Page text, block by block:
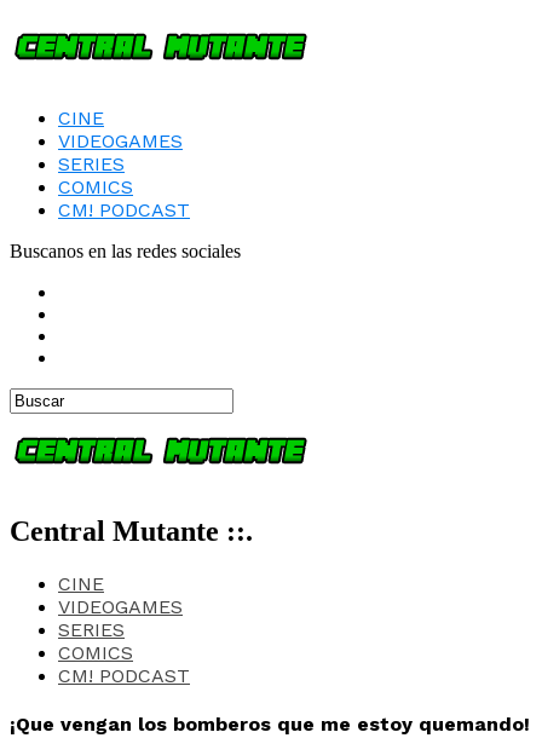
CINE
VIDEOGAMES
SERIES
COMICS
CM! PODCAST
Buscanos en las redes sociales
Central Mutante ::.
CINE
VIDEOGAMES
SERIES
COMICS
CM! PODCAST
¡Que vengan los bomberos que me estoy quemando!